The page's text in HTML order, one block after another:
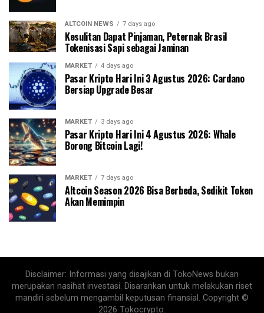
ALTCOIN NEWS 7 days ago
Kesulitan Dapat Pinjaman, Peternak Brasil
Tokenisasi Sapi sebagai Jaminan
MARKET 4 days ago
Pasar Kripto Hari Ini 3 Agustus 2026: Cardano
Bersiap Upgrade Besar
MARKET 3 days ago
Pasar Kripto Hari Ini 4 Agustus 2026: Whale
Borong Bitcoin Lagi!
MARKET 7 days ago
Altcoin Season 2026 Bisa Berbeda, Sedikit Token
Akan Memimpin
Disclaimer: Informasi yang disajikan di TokoNews bukan
merupakan nasihat investasi. Disarankan untuk melakukan riset
mandiri sebelum mengambil keputusan finansial. Copyright ©
2026 Tokocrypto.